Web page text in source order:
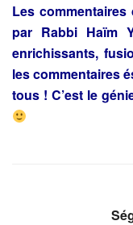
Les
par Rabbi Haïm
enrichissants,
les commentaires
tous ! C’est le